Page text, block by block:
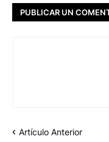
PUBLICAR UN
Artículo Anterior